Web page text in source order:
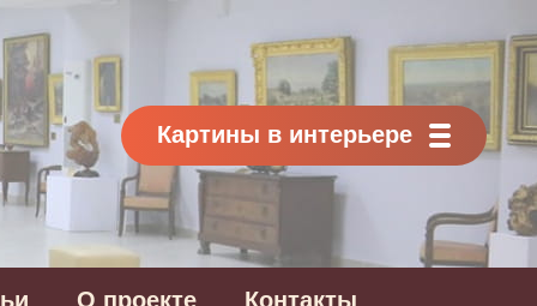
Картины в интерьере
О проекте Контакты